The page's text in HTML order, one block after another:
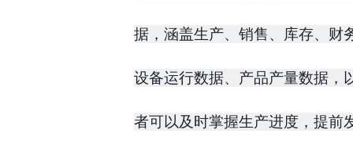
据，涵盖生产、销售、库存、财
设备运行数据、产品产量数据，
者可以及时掌握生产进度，提前